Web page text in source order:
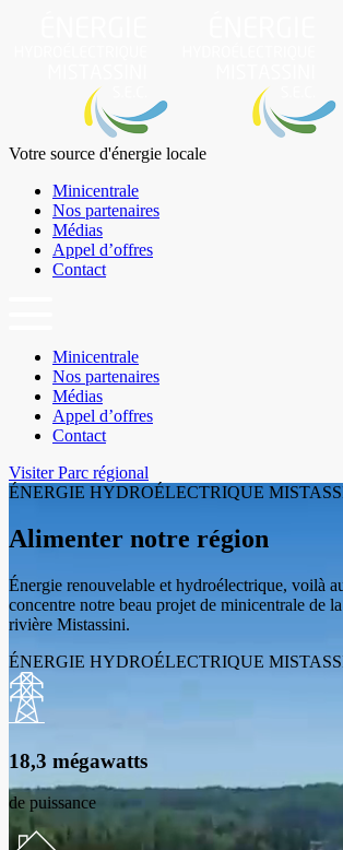
Votre source d'énergie locale
Minicentrale
Nos partenaires
Médias
Appel d’offres
Contact
Minicentrale
Nos partenaires
Médias
Appel d’offres
Contact
Visiter Parc régional
ÉNERGIE HYDROÉLECTRIQUE
Alimenter notre région
Énergie renouvelable et hydroélectrique, voilà
concentre notre beau projet de minicentrale de
rivière Mistassini.
ÉNERGIE HYDROÉLECTRIQUE
18,3 mégawatts
de puissance